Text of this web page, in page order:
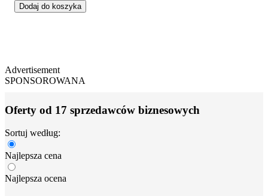
Dodaj do koszyka
Advertisement
SPONSOROWANA
Oferty od 17 sprzedawców biznesowych
Sortuj według:
Najlepsza cena
Najlepsza ocena